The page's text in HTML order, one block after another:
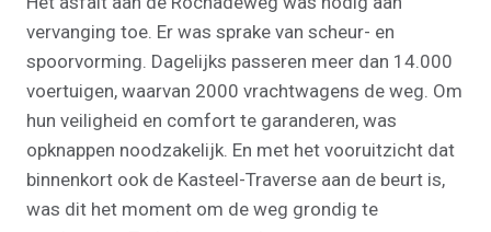
vervanging toe. Er was sprake van scheur- en
spoorvorming. Dagelijks passeren meer dan 14.000
voertuigen, waarvan 2000 vrachtwagens de weg. Om
hun veiligheid en comfort te garanderen, was
opknappen noodzakelijk. En met het vooruitzicht dat
binnenkort ook de Kasteel-Traverse aan de beurt is,
was dit het moment om de weg grondig te